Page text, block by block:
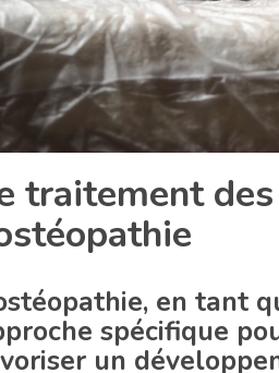
traitement
en tant
spécifique
un